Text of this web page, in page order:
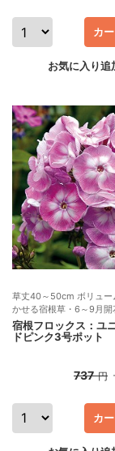
カ
お気に入り追
草丈40～50cm ボリュー
かせる宿根草・6～9月開
宿根フロックス：ユ
ドピンク3号ポット
737 円
カ